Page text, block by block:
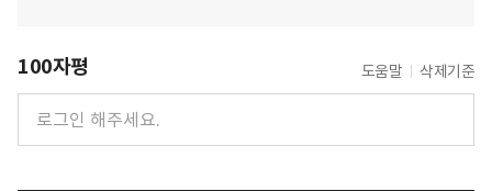
100자평 도움말 삭제기준